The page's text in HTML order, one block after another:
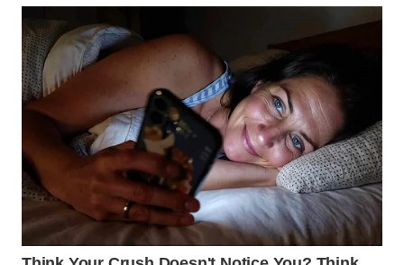
TAPANULI
TENGAH
WN DELI
SERDANG
TEBING
TINGGI
WN
PAKPAK